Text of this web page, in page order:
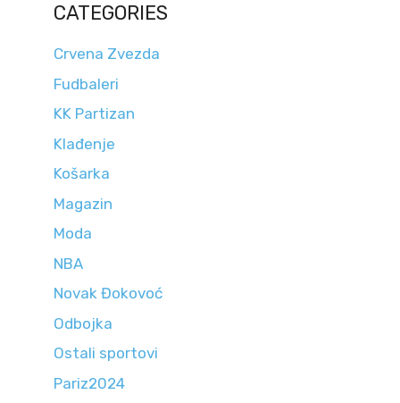
CATEGORIES
Crvena Zvezda
Fudbaleri
KK Partizan
Klađenje
Košarka
Magazin
Moda
NBA
Novak Đokovoć
Odbojka
Ostali sportovi
Pariz2024